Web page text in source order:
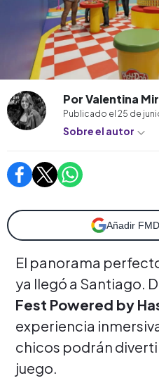
Por Valentina
Publicado el 25 de
Sobre el autor
Añadir
El panorama
ya llegó a Santiago.
Fest Powered by
experiencia
chicos podrán
juego.